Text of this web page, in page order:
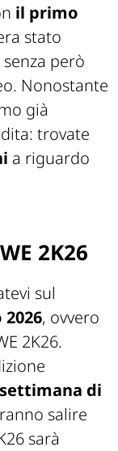
il primo
stato
però
Nonostante
già
trovate
a riguardo
2K26
sul
2026, ovvero
2K26.
di
salire
sarà